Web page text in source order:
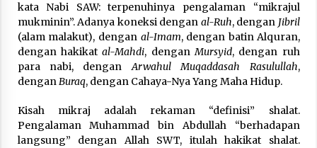
SELVi: Sebuah Model Motivasi dalam
Kepemimpinan Bisnis
4 months ago
Eksistensi Iran dalam Tiga Ayat: Memahami
Nubuwwat
5 months ago
kata Nabi SAW: terpenuhinya pengalaman “mikrajul
mukminin”. Adanya koneksi dengan al-Ruh, dengan Jibril
(alam malakut), dengan al-Imam, dengan batin Alquran,
dengan hakikatal-Mahdi, denganMursyid, dengan ruh
para nabi, denganArwahul Muqaddasah Rasulullah,
denganBuraq, dengan Cahaya-Nya Yang Maha Hidup.
Kisah mikraj adalah rekaman “definisi” shalat.
Pengalaman Muhammad bin Abdullah “berhadapan
langsung” dengan Allah SWT, itulah hakikat shalat.